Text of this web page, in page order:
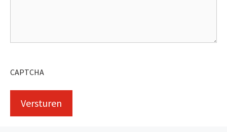
CAPTCHA